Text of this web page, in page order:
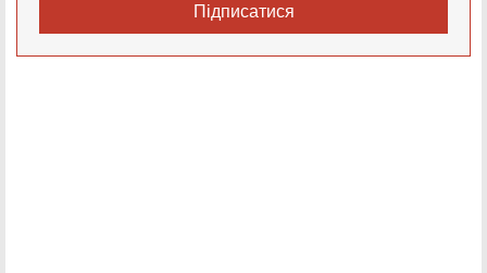
Підписатися